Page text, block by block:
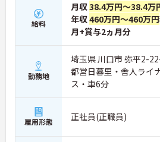
給料
月収38.4万円～38.4万
年収460万円～460万円
月+賞与2ヵ月分
勤務地
埼玉県 川口市 弥平2-
都営日暮里・舎人ライ
ス・車6分
雇用形態 正社員(正職員)